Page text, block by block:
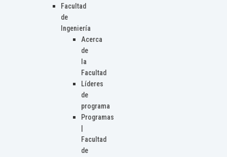
Facultad
de
Ingeniería
Acerca
de
la
Facultad
Líderes
de
programa
Programas
Facultad
de